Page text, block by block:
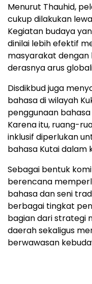
Menurut Thauhid,
cukup dilakukan
Kegiatan budaya
dinilai lebih efektif
masyarakat dengan
derasnya arus
Disdikbud juga
bahasa di wilayah
penggunaan
Karena itu, ruang-
inklusif diperlukan
bahasa Kutai dalam
Sebagai bentuk
berencana
bahasa dan seni
berbagai tingkat
bagian dari strategi
daerah sekaligus
berwawasan